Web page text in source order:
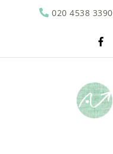
020 4538 3390